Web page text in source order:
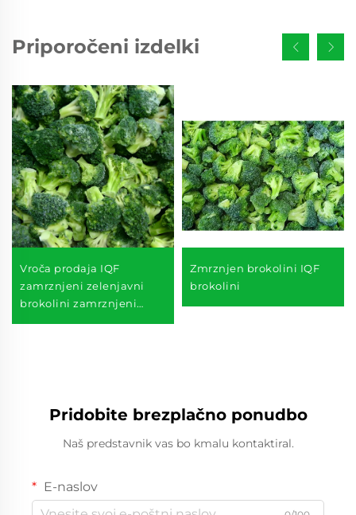
Priporočeni izdelki
Vroča prodaja IQF
zamrznjeni zelenjavni
brokolini zamrznjeni
Zmrznjen brokolini IQF
brokolini
Pridobite brezplačno ponudbo
Naš predstavnik vas bo kmalu kontaktiral.
E-naslov